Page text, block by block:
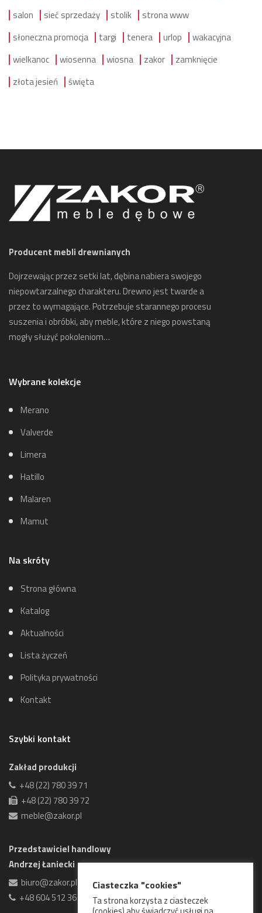
salon
sieć sprzedaży stolik
strona www
słoneczna promocja
targi tenera urlop
wakacyjna
wielkanoc
wiosenna wiosna zakor
zamknięcie
złota jesień
święta
Producent mebli drewnianych
Dojrzewając przez setki lat, dębina nabiera swojego
niepowtarzalnego charakteru. Drewno jest twarde a
przez to wymagające. Potrzebuje starannego procesu
suszenia i obróbki, aby meble, które z niego powstaną
mogły służyć pokoleniom…
Wybrane kolekcje
Merano
Valverde
Limera
Hatillo
Malaren
Mamut
Na skróty
Strona główna
Katalog
Aktualności
Lista życzeń
Polityka prywatności
Kontakt
Szybki kontakt
Zakład produkcji
+48 (22) 780 39 71
+48 (22) 780 39 72
meble@zakor.pl
Przedstawiciel handlowy
Andrzej Łaniecki
biuro@zakor.pl
+48 604 512 361
Ciasteczka "cookies"
Ta strona korzysta z ciasteczek